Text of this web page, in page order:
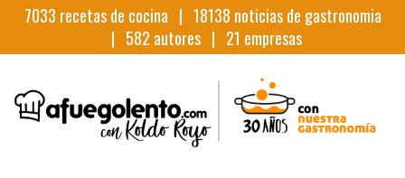
7033 recetas de cocina | 18138 noticias de gastronomia
| 582 autores | 21 empresas